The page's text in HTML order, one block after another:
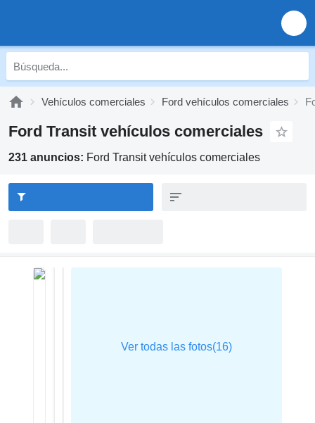
Vehículos comerciales Ford vehículos comerciales
Ford Transit vehículos comerciales
231 anuncios: Ford Transit vehículos comerciales